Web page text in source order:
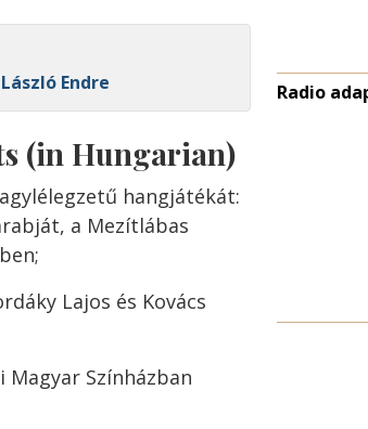
Endre
(in Hungarian)
hangjátékát:
a Mezítlábas
Lajos és Kovács
Színházban
Radio